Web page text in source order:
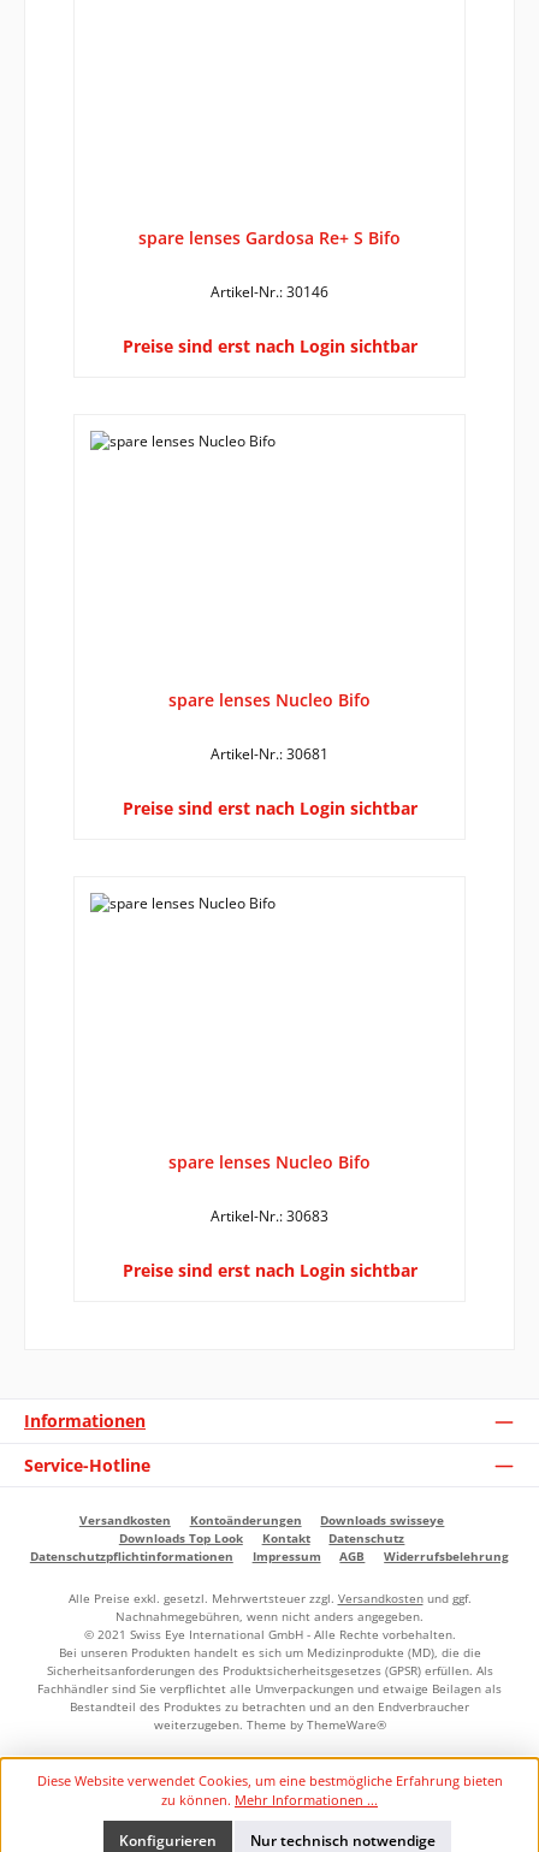
spare lenses Gardosa Re+ S Bifo
Artikel-Nr.: 30146
Preise sind erst nach Login sichtbar
spare lenses Nucleo Bifo
Artikel-Nr.: 30681
Preise sind erst nach Login sichtbar
spare lenses Nucleo Bifo
Artikel-Nr.: 30683
Preise sind erst nach Login sichtbar
Informationen
Service-Hotline
Versandkosten Kontoänderungen
Downloads swisseye
Downloads Top Look
Kontakt
Datenschutz
Datenschutzpflichtinformationen
Impressum AGB Widerrufsbelehrung
Alle Preise exkl. gesetzl. Mehrwertsteuer zzgl. Versandkostenund ggf.
Nachnahmegebühren, wenn nicht anders angegeben.
© 2021 Swiss Eye International GmbH - Alle Rechte vorbehalten.
Bei unseren Produkten handelt es sich um Medizinprodukte (MD), die die
Sicherheitsanforderungen des Produktsicherheitsgesetzes (GPSR) erfüllen. Als
Fachhändler sind Sie verpflichtet alle Umverpackungen und etwaige Beilagen als
Bestandteil des Produktes zu betrachten und an den Endverbraucher
weiterzugeben. Theme by ThemeWare®
Diese Website verwendet Cookies, um eine bestmögliche Erfahrung bieten
zu können. Mehr Informationen ...
Nur technisch notwendige
Konfigurieren